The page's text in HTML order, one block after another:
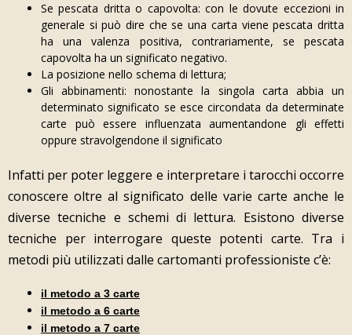
Se pescata dritta o capovolta: con le dovute eccezioni in
generale si può dire che se una carta viene pescata dritta
ha una valenza positiva, contrariamente, se pescata
capovolta ha un significato negativo.
La posizione nello schema di lettura;
Gli abbinamenti: nonostante la singola carta abbia un
determinato significato se esce circondata da determinate
carte può essere influenzata aumentandone gli effetti
oppure stravolgendone il significato
Infatti per poter leggere e interpretare i tarocchi occorre
conoscere oltre al significato delle varie carte anche le
diverse tecniche e schemi di lettura. Esistono diverse
tecniche per interrogare queste potenti carte. Tra i
metodi più utilizzati dalle cartomanti professioniste c’è:
il metodo a 3 carte
il metodo a 6 carte
il metodo a 7 carte